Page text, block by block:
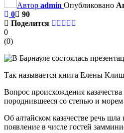
Автор admin Опубликовано
0
90
Поделится
0
(0)
Так называется книга Елены
Вопрос происхождения
породнившееся со степью и
Об алтайском казачестве речь
появление в числе гостей